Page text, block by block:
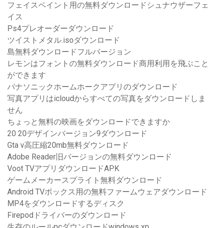
フェイスペイント用の無料ダウンロードシュナウザーフェ
イス
Ps4プレオーダーダウンロード
ツイストメタル.isoダウンロード
島無料ダウンロードフルバージョン
レモンはフォントの無料ダウンロード商用利用を飛ぶこと
ができます
パナソニックホームホークアプリのダウンロード
写真アプリはicloudからすべての写真をダウンロードしま
せん
ちょっと無料の映画をダウンロードできますか
20 20デザインバージョン9ダウンロード
Gta v高圧縮20mb無料ダウンロード
Adobe Reader旧バージョンの無料ダウンロード
Voot TVアプリダウンロードAPK
ゲームメーカースプライト無料ダウンロード
Android TVボックス用の無料ファームウェアダウンロード
MP4をダウンロードするディスク
Firepodドライバーのダウンロード